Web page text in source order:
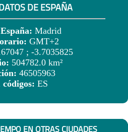
DE ESPAÑA
Madrid
GMT+2
; -3.7035825
504782.0 km²
46505963
códigos: ES
EN OTRAS CIUDADES